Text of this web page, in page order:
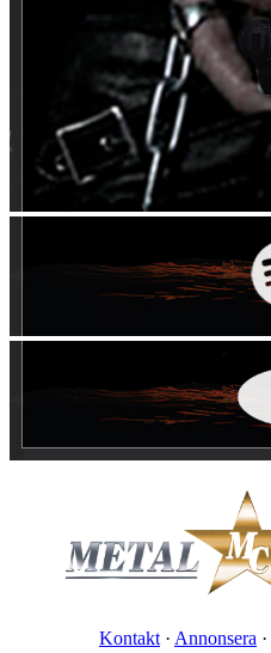
Kontakt · Annonsera ·